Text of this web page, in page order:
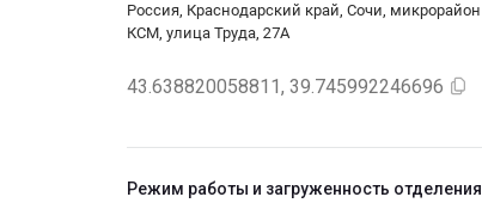
Россия, Краснодарский край, Сочи, микрорайон
КСМ, улица Труда, 27А
43.638820058811, 39.745992246696
Режим работы и загруженность отделения